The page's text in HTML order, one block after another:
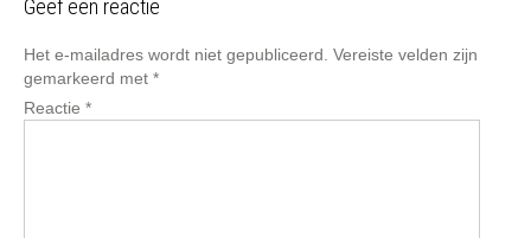
Geef een reactie
Het e-mailadres wordt niet gepubliceerd. Vereiste velden zijn
gemarkeerd met *
Reactie *